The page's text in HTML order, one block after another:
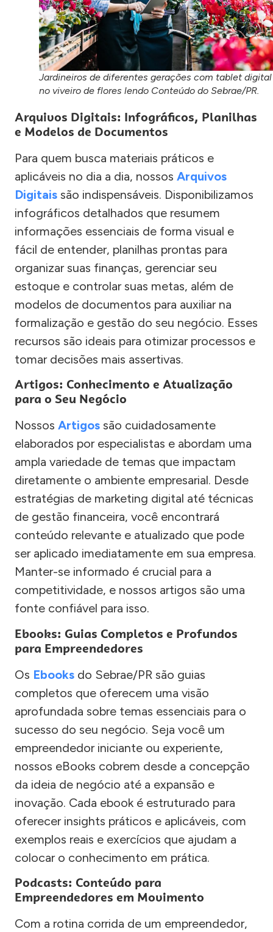
Jardineiros de diferentes gerações com tablet digital
no viveiro de flores lendo Conteúdo do Sebrae/PR.
Arquivos Digitais: Infográficos, Planilhas
e Modelos de Documentos
Para quem busca materiais práticos e
aplicáveis no dia a dia, nossos Arquivos
Digitais são indispensáveis. Disponibilizamos
infográficos detalhados que resumem
informações essenciais de forma visual e
fácil de entender, planilhas prontas para
organizar suas finanças, gerenciar seu
estoque e controlar suas metas, além de
modelos de documentos para auxiliar na
formalização e gestão do seu negócio. Esses
recursos são ideais para otimizar processos e
tomar decisões mais assertivas.
Artigos: Conhecimento e Atualização
para o Seu Negócio
Nossos Artigos são cuidadosamente
elaborados por especialistas e abordam uma
ampla variedade de temas que impactam
diretamente o ambiente empresarial. Desde
estratégias de marketing digital até técnicas
de gestão financeira, você encontrará
conteúdo relevante e atualizado que pode
ser aplicado imediatamente em sua empresa.
Manter-se informado é crucial para a
competitividade, e nossos artigos são uma
fonte confiável para isso.
Ebooks: Guias Completos e Profundos
para Empreendedores
Os Ebooks do Sebrae/PR são guias
completos que oferecem uma visão
aprofundada sobre temas essenciais para o
sucesso do seu negócio. Seja você um
empreendedor iniciante ou experiente,
nossos eBooks cobrem desde a concepção
da ideia de negócio até a expansão e
inovação. Cada ebook é estruturado para
oferecer insights práticos e aplicáveis, com
exemplos reais e exercícios que ajudam a
colocar o conhecimento em prática.
Podcasts: Conteúdo para
Empreendedores em Movimento
Com a rotina corrida de um empreendedor,